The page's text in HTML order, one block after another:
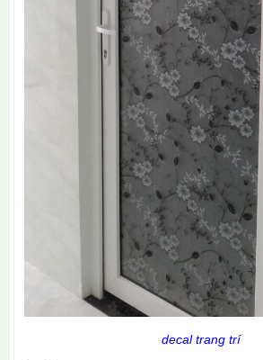
decal trang trí